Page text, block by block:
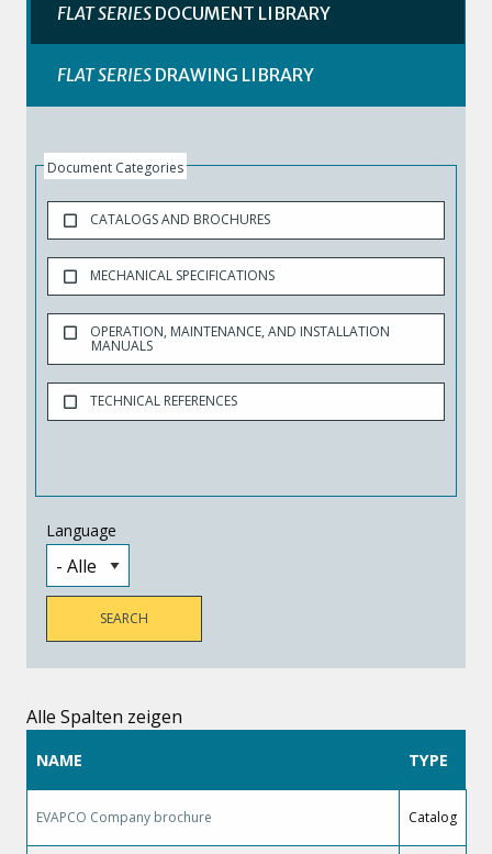
FLAT SERIESDOCUMENT LIBRARY
FLAT SERIESDRAWING LIBRARY
Document Categories
CATALOGS AND BROCHURES
MECHANICAL SPECIFICATIONS
OPERATION, MAINTENANCE, AND INSTALLATION
MANUALS
TECHNICAL REFERENCES
Language
Alle Spalten zeigen
NAME TYPE
EVAPCO Company brochure Catalog